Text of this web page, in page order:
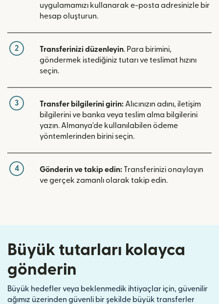
uygulamamızı kullanarak e-posta adresinizle bir
hesap oluşturun.
2 Transferinizi düzenleyin. Para birimini,
göndermek istediğiniz tutarı ve teslimat hızını
seçin.
3 Transfer bilgilerini girin: Alıcınızın adını, iletişim
bilgilerini ve banka veya teslim alma bilgilerini
yazın. Almanya'de kullanılabilen ödeme
yöntemlerinden birini seçin.
4 Gönderin ve takip edin: Transferinizi onaylayın
ve gerçek zamanlı olarak takip edin.
Büyük tutarları kolayca
gönderin
Büyük hedefler veya beklenmedik ihtiyaçlar için, güvenilir
ağımız üzerinden güvenli bir şekilde büyük transferler